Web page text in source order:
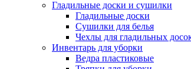
Гладильные доски и сушилки
Гладильные доски
Сушилки для белья
Чехлы для гладильных
Инвентарь для уборки
Ведра пластиковые